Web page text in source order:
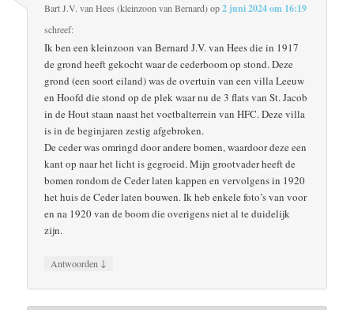
Bart J.V. van Hees (kleinzoon van Bernard)op2 juni 2024 om 16:19
schreef:
Ik ben een kleinzoon van Bernard J.V. van Hees die in 1917
de grond heeft gekocht waar de cederboom op stond. Deze
grond (een soort eiland) was de overtuin van een villa Leeuw
en Hoofd die stond op de plek waar nu de 3 flats van St. Jacob
in de Hout staan naast het voetbalterrein van HFC. Deze villa
is in de beginjaren zestig afgebroken.
De ceder was omringd door andere bomen, waardoor deze een
kant op naar het licht is gegroeid. Mijn grootvader heeft de
bomen rondom de Ceder laten kappen en vervolgens in 1920
het huis de Ceder laten bouwen. Ik heb enkele foto’s van voor
en na 1920 van de boom die overigens niet al te duidelijk
zijn.
Antwoorden ↓